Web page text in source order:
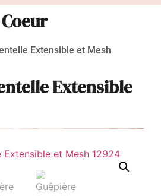
Extensible et Mesh
Extensible